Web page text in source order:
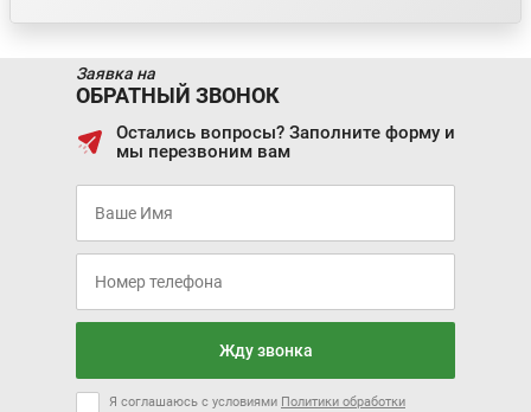
данныхи даю Согласие на обработку персональных данных
Я даю согласие на получение информационных, маркетинговых и
Заявка на
ОБРАТНЫЙ ЗВОНОК
Остались вопросы? Заполните форму и
мы перезвоним вам
Жду звонка
Я соглашаюсь с условиями Политики обработки